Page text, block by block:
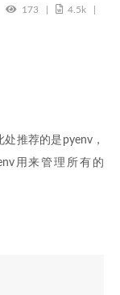
173
4.5k
推荐的是pyenv，
用来管理所有的